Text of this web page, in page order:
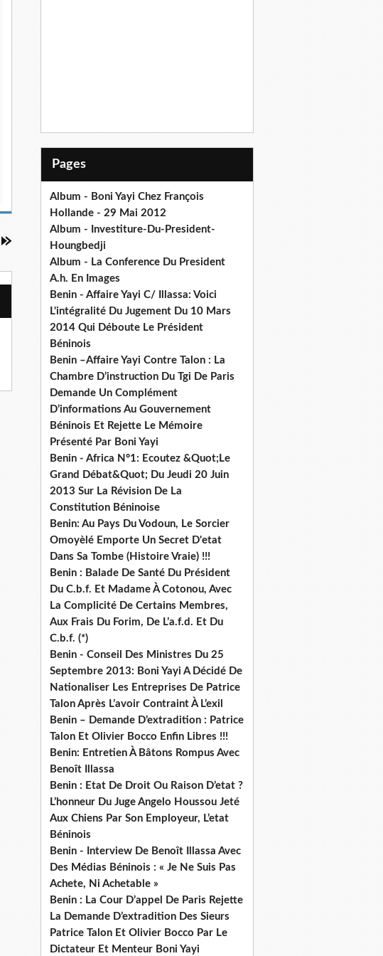
Pages
Album - Boni Yayi Chez François
Hollande - 29 Mai 2012
Album - Investiture-Du-President-
Houngbedji
Album - La Conference Du President
A.h. En Images
Benin - Affaire Yayi C/ Illassa: Voici
L'intégralité Du Jugement Du 10 Mars
2014 Qui Déboute Le Président
Béninois
Benin –Affaire Yayi Contre Talon : La
Chambre D’instruction Du Tgi De Paris
Demande Un Complément
D’informations Au Gouvernement
Béninois Et Rejette Le Mémoire
Présenté Par Boni Yayi
Benin - Africa N°1: Ecoutez &Quot;Le
Grand Débat&Quot; Du Jeudi 20 Juin
2013 Sur La Révision De La
Constitution Béninoise
Benin: Au Pays Du Vodoun, Le Sorcier
Omoyèlé Emporte Un Secret D'etat
Dans Sa Tombe (Histoire Vraie) !!!
Benin : Balade De Santé Du Président
Du C.b.f. Et Madame À Cotonou, Avec
La Complicité De Certains Membres,
Aux Frais Du Forim, De L’a.f.d. Et Du
C.b.f. (*)
Benin - Conseil Des Ministres Du 25
Septembre 2013: Boni Yayi A Décidé De
Nationaliser Les Entreprises De Patrice
Talon Après L’avoir Contraint À L’exil
Benin – Demande D’extradition : Patrice
Talon Et Olivier Bocco Enfin Libres !!!
Benin: Entretien À Bâtons Rompus Avec
Benoît Illassa
Benin : Etat De Droit Ou Raison D’etat ?
L’honneur Du Juge Angelo Houssou Jeté
Aux Chiens Par Son Employeur, L’etat
Béninois
Benin - Interview De Benoît Illassa Avec
Des Médias Béninois : « Je Ne Suis Pas
Achete, Ni Achetable »
Benin : La Cour D’appel De Paris Rejette
La Demande D’extradition Des Sieurs
Patrice Talon Et Olivier Bocco Par Le
Dictateur Et Menteur Boni Yayi